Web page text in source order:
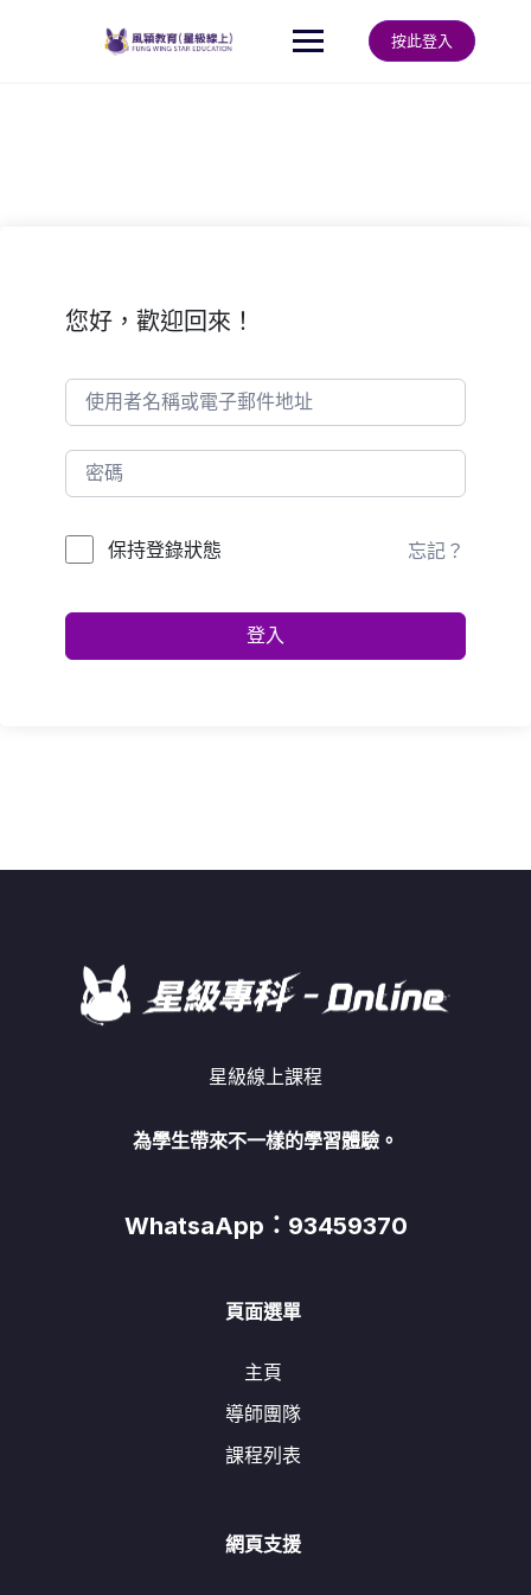
按此登入
您好，歡迎回來！
保持登錄狀態 忘記？
登入
星級線上課程
為學生帶來不一樣的學習體驗。
WhatsaApp：93459370
頁面選單
主頁
導師團隊
課程列表
網頁支援